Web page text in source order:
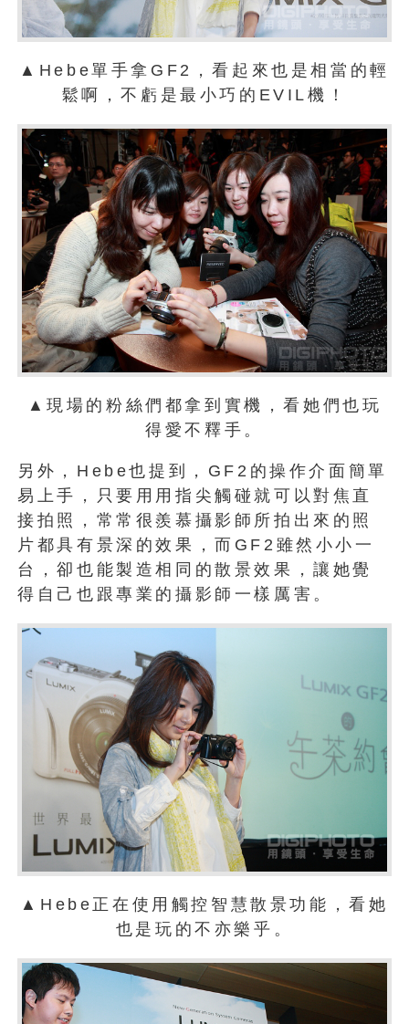
▲Hebe單手拿GF2，看起來也是相當的輕
鬆啊，不虧是最小巧的EVIL機！
▲現場的粉絲們都拿到實機，看她們也玩
得愛不釋手。
另外，Hebe也提到，GF2的操作介面簡單
易上手，只要用用指尖觸碰就可以對焦直
接拍照，常常很羨慕攝影師所拍出來的照
片都具有景深的效果，而GF2雖然小小一
台，卻也能製造相同的散景效果，讓她覺
得自己也跟專業的攝影師一樣厲害。
▲Hebe正在使用觸控智慧散景功能，看她
也是玩的不亦樂乎。